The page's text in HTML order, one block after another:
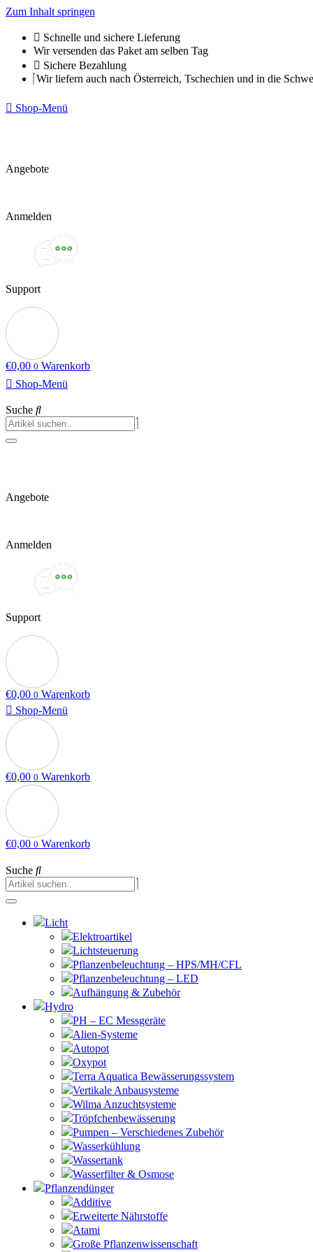
Zum Inhalt springen
Schnelle und sichere Lieferung
Wir versenden das Paket am selben Tag
Sichere Bezahlung
Wir liefern auch nach Österreich, Tschechien und in die
Shop-Menü
Angebote
Anmelden
Support
€0,00 0 Warenkorb
Shop-Menü
Suche
Angebote
Anmelden
Support
€0,00 0 Warenkorb
Shop-Menü
€0,00 0 Warenkorb
€0,00 0 Warenkorb
Suche
Licht
Elektroartikel
Lichtsteuerung
Pflanzenbeleuchtung – HPS/MH/CFL
Pflanzenbeleuchtung – LED
Aufhängung & Zubehör
Hydro
PH – EC Messgeräte
Alien-Systeme
Autopot
Oxypot
Terra Aquatica Bewässerungssystem
Vertikale Anbausysteme
Wilma Anzuchtsysteme
Tröpfchenbewässerung
Pumpen – Verschiedenes Zubehör
Wasserkühlung
Wassertank
Wasserfilter & Osmose
Pflanzendünger
Additive
Erweiterte Nährstoffe
Atami
Große Pflanzenwissenschaft